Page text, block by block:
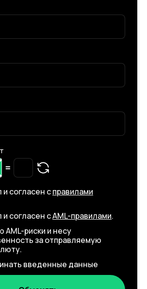
=
и согласен справилами
и согласен сAML-правилами.
AML-риски и несу
за отправляемую
введенные данные